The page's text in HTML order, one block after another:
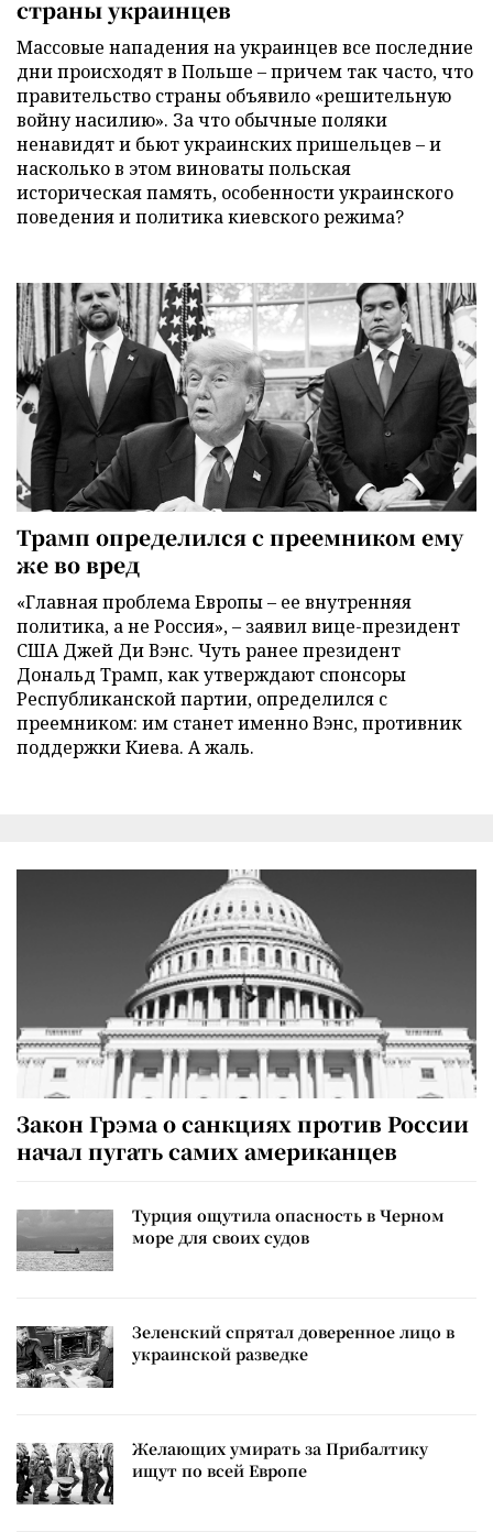
страны украинцев
Массовые нападения на украинцев все последние
дни происходят в Польше – причем так часто, что
правительство страны объявило «решительную
войну насилию». За что обычные поляки
ненавидят и бьют украинских пришельцев – и
насколько в этом виноваты польская
историческая память, особенности украинского
поведения и политика киевского режима?
Трамп определился с преемником ему
же во вред
«Главная проблема Европы – ее внутренняя
политика, а не Россия», – заявил вице-президент
США Джей Ди Вэнс. Чуть ранее президент
Дональд Трамп, как утверждают спонсоры
Республиканской партии, определился с
преемником: им станет именно Вэнс, противник
поддержки Киева. А жаль.
Закон Грэма о санкциях против России
начал пугать самих американцев
Турция ощутила опасность в Черном
море для своих судов
Зеленский спрятал доверенное лицо в
украинской разведке
Желающих умирать за Прибалтику
ищут по всей Европе